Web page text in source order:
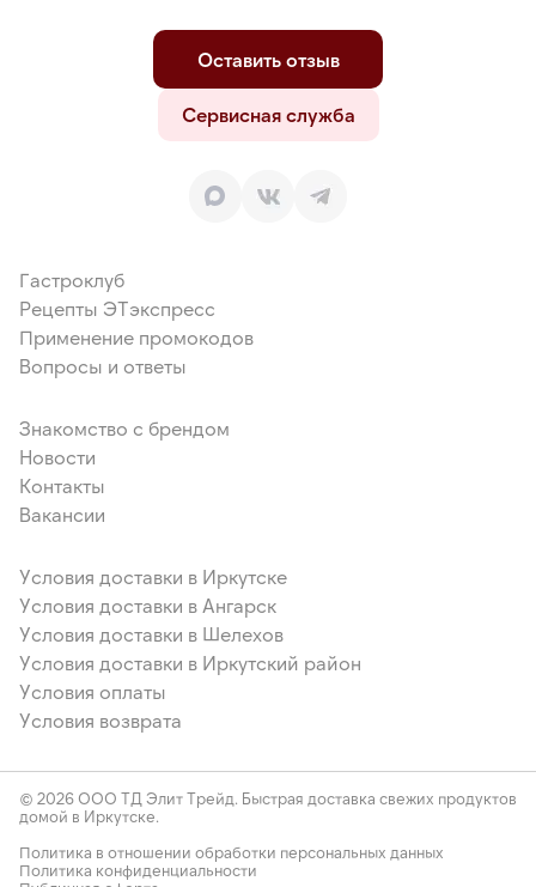
Оставить отзыв
Сервисная служба
Гастроклуб
Рецепты ЭТэкспресс
Применение промокодов
Вопросы и ответы
Знакомство с брендом
Новости
Контакты
Вакансии
Условия доставки в Иркутске
Условия доставки в Ангарск
Условия доставки в Шелехов
Условия доставки в Иркутский район
Условия оплаты
Условия возврата
© 2026 ООО ТД Элит Трейд. Быстрая доставка свежих продуктов
домой в Иркутске.
Политика в отношении обработки персональных данных
Политика конфиденциальности